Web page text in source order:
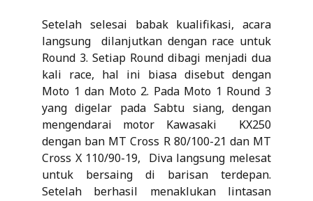
Setelah selesai babak kualifikasi, acara
langsung dilanjutkan dengan race untuk
Round 3. Setiap Round dibagi menjadi dua
kali race, hal ini biasa disebut dengan
Moto 1 dan Moto 2. Pada Moto 1 Round 3
yang digelar pada Sabtu siang, dengan
mengendarai motor Kawasaki KX250
dengan ban MT Cross R 80/100-21 dan MT
Cross X 110/90-19, Diva langsung melesat
untuk bersaing di barisan terdepan.
Setelah berhasil menaklukan lintasan